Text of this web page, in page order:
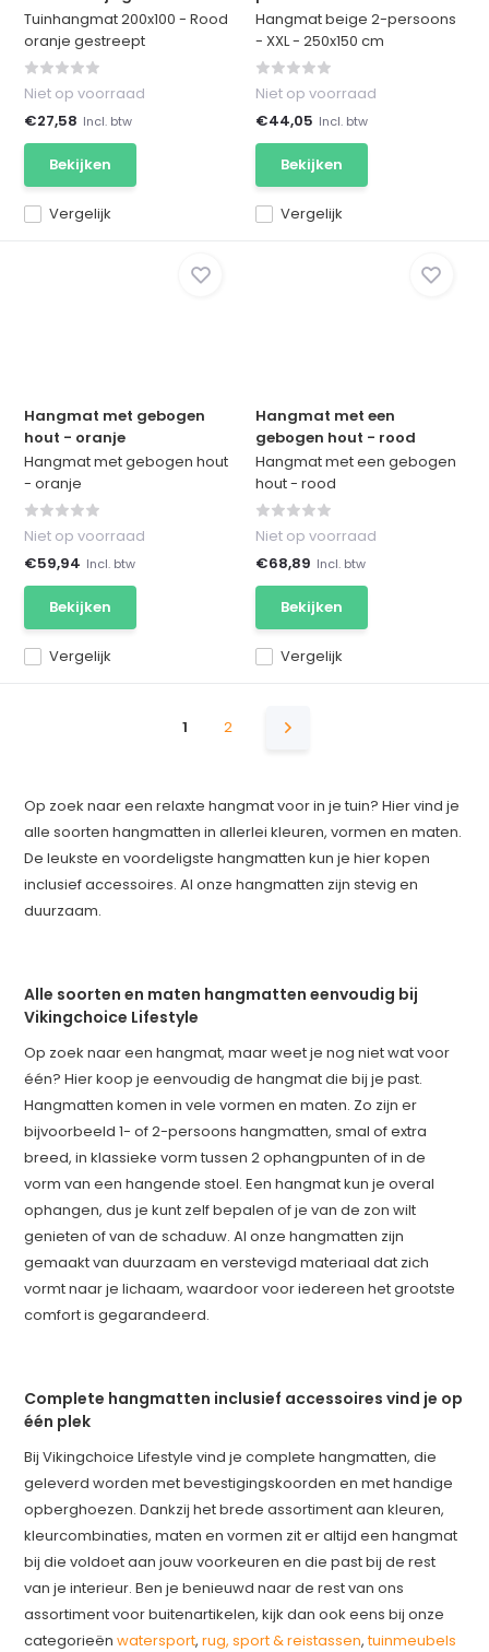
Tuinhangmat 200x100 - Rood
oranje gestreept
Vergelijk
Niet op voorraad
€27,58 Incl. btw
Bekijken
Hangmat beige 2-persoons
- XXL - 250x150 cm
Vergelijk
Niet op voorraad
€44,05 Incl. btw
Bekijken
Hangmat met gebogen
hout - oranje
Hangmat met gebogen hout
- oranje
Vergelijk
Niet op voorraad
€59,94 Incl. btw
Bekijken
Hangmat met een
gebogen hout - rood
Hangmat met een gebogen
hout - rood
Vergelijk
Niet op voorraad
€68,89 Incl. btw
Bekijken
1 2
Op zoek naar een relaxte hangmat voor in je tuin? Hier vind je
alle soorten hangmatten in allerlei kleuren, vormen en maten.
De leukste en voordeligste hangmatten kun je hier kopen
inclusief accessoires. Al onze hangmatten zijn stevig en
duurzaam.
Alle soorten en maten hangmatten eenvoudig bij
Vikingchoice Lifestyle
Op zoek naar een hangmat, maar weet je nog niet wat voor
één? Hier koop je eenvoudig de hangmat die bij je past.
Hangmatten komen in vele vormen en maten. Zo zijn er
bijvoorbeeld 1- of 2-persoons hangmatten, smal of extra
breed, in klassieke vorm tussen 2 ophangpunten of in de
vorm van een hangende stoel. Een hangmat kun je overal
ophangen, dus je kunt zelf bepalen of je van de zon wilt
genieten of van de schaduw. Al onze hangmatten zijn
gemaakt van duurzaam en verstevigd materiaal dat zich
vormt naar je lichaam, waardoor voor iedereen het grootste
comfort is gegarandeerd.
Complete hangmatten inclusief accessoires vind je op
één plek
Bij Vikingchoice Lifestyle vind je complete hangmatten, die
geleverd worden met bevestigingskoorden en met handige
opberghoezen. Dankzij het brede assortiment aan kleuren,
kleurcombinaties, maten en vormen zit er altijd een hangmat
bij die voldoet aan jouw voorkeuren en die past bij de rest
van je interieur. Ben je benieuwd naar de rest van ons
assortiment voor buitenartikelen, kijk dan ook eens bij onze
categorieënwatersport,rug, sport & reistassen,tuinmeubels